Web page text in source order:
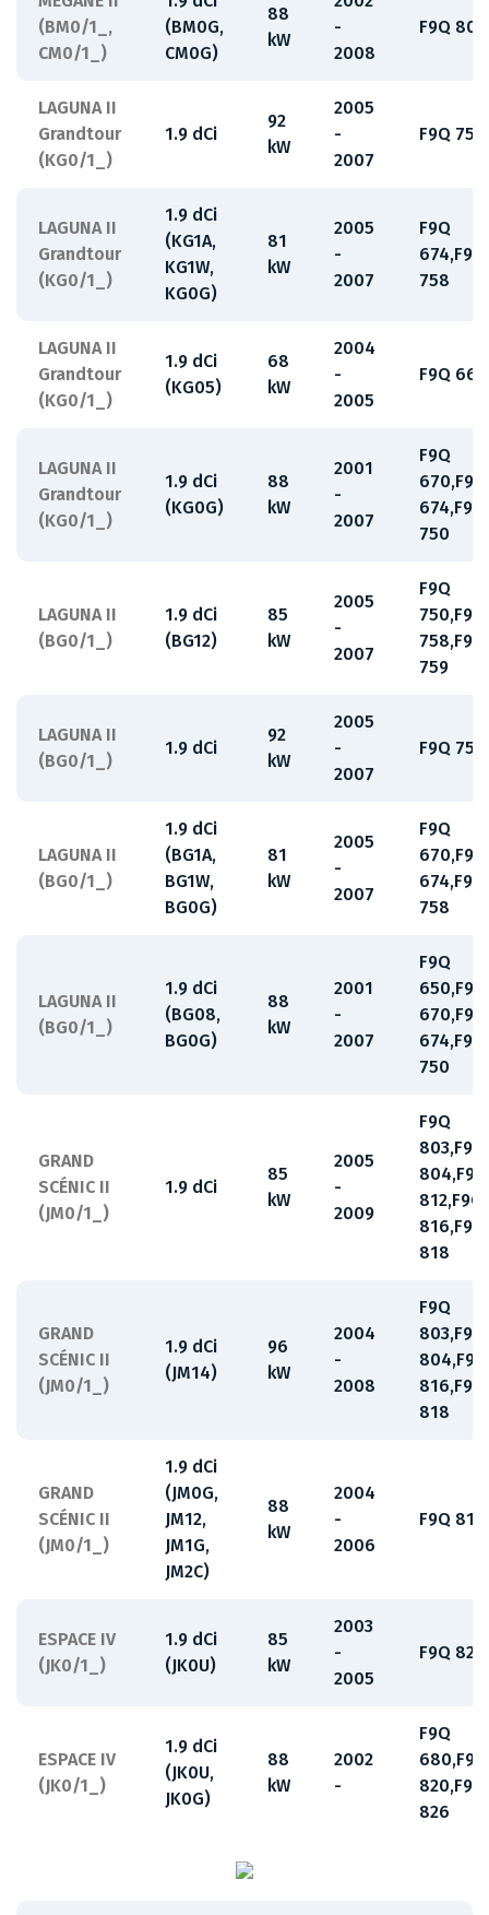
(BM0/1_,
CM0/1_)
(BM0G,
CM0G)
88
kW
-
2008
F9Q 800
LAGUNA II
Grandtour
(KG0/1_)
1.9 dCi
92
kW
2005
-
2007
F9Q 750
LAGUNA II
Grandtour
(KG0/1_)
1.9 dCi
(KG1A,
KG1W,
KG0G)
81
kW
2005
-
2007
F9Q
674,F9Q
758
LAGUNA II
Grandtour
(KG0/1_)
1.9 dCi
(KG05)
68
kW
2004
-
2005
F9Q 664
LAGUNA II
Grandtour
(KG0/1_)
1.9 dCi
(KG0G)
88
kW
2001
-
2007
F9Q
670,F9Q
674,F9Q
750
LAGUNA II
(BG0/1_)
1.9 dCi
(BG12)
85
kW
2005
-
2007
F9Q
750,F9Q
758,F9Q
759
LAGUNA II
(BG0/1_)
1.9 dCi
92
kW
2005
-
2007
F9Q 750
LAGUNA II
(BG0/1_)
1.9 dCi
(BG1A,
BG1W,
BG0G)
81
kW
2005
-
2007
F9Q
670,F9Q
674,F9Q
758
LAGUNA II
(BG0/1_)
1.9 dCi
(BG08,
BG0G)
88
kW
2001
-
2007
F9Q
650,F9Q
670,F9Q
674,F9Q
750
GRAND
SCÉNIC II
(JM0/1_)
1.9 dCi
85
kW
2005
-
2009
F9Q
803,F9Q
804,F9Q
812,F9Q
816,F9Q
818
GRAND
SCÉNIC II
(JM0/1_)
1.9 dCi
(JM14)
96
kW
2004
-
2008
F9Q
803,F9Q
804,F9Q
816,F9Q
818
GRAND
SCÉNIC II
(JM0/1_)
1.9 dCi
(JM0G,
JM12,
JM1G,
JM2C)
88
kW
2004
-
2006
F9Q 812
ESPACE IV
(JK0/1_)
1.9 dCi
(JK0U)
85
kW
2003
-
2005
F9Q 820
ESPACE IV
(JK0/1_)
1.9 dCi
(JK0U,
JK0G)
88
kW
2002
-
F9Q
680,F9Q
820,F9Q
826